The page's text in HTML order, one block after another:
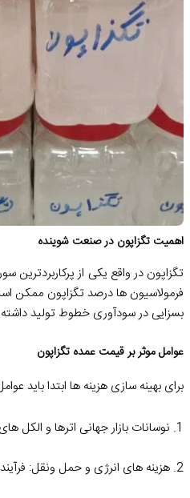
اهمیت تگزاپون در صنعت شوینده
تگزاپون در واقع یکی از
بسزایی در سودآوری خطوط تولید
عوامل موثر بر قیمت عمده تگزاپون
برای بهینه سازی هزینه ها ابتدا باید
1. نوسانات بازار جهانی اترها و الکل های چرب: تگزاپون از الکل های چرب (C12-C14) استخراج می شود و قیمت این مواد اولیه بر قیمت نهایی تگزاپون تأثیرگذار است.
2. هزینه های انرژی و حمل ونقل: فرآیند تولید تگزاپون انرژی بر است و قیمت انرژی به ویژه در کشورهای تولیدکننده مانند چین و هند بر قیمت جهانی آن اثرگذار است.